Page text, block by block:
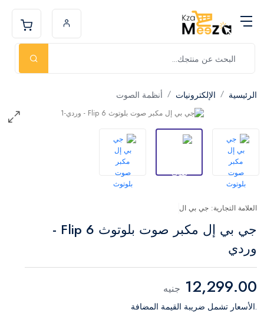
الرئيسية الإلكترونيات أنظمة الصوت
العلامة التجارية: جي بي ال
جي بي إل مكبر صوت بلوتوث Flip 6 -
وردي
12,299.00 جنيه
.الأسعار تشمل ضريبة القيمة المضافة